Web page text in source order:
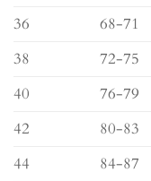
36
68-71
38
72-75
40
76-79
42
80-83
44
84-87